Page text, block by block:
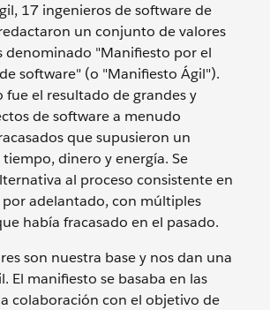
17 ingenieros de software de
un conjunto de valores
denominado "Manifiesto por el
software" (o "Manifiesto Ágil").
fue el resultado de grandes y
de software a menudo
que supusieron un
dinero y energía. Se
al proceso consistente en
adelantado, con múltiples
había fracasado en el pasado.
son nuestra base y nos dan una
El manifiesto se basaba en las
colaboración con el objetivo de